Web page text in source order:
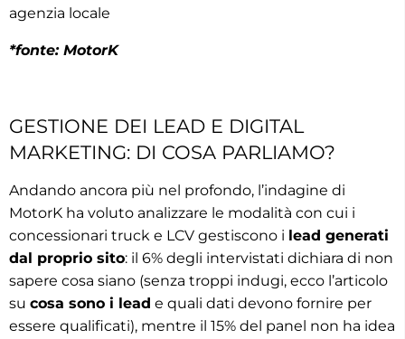
agenzia locale
*fonte: MotorK
GESTIONE DEI LEAD E DIGITAL
MARKETING: DI COSA PARLIAMO?
Andando ancora più nel profondo, l’indagine di
MotorK ha voluto analizzare le modalità con cui i
concessionari truck e LCV gestiscono i lead generati
dal proprio sito: il 6% degli intervistati dichiara di non
sapere cosa siano (senza troppi indugi, ecco l’articolo
su cosa sono i lead e quali dati devono fornire per
essere qualificati), mentre il 15% del panel non ha idea